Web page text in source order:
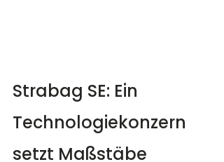
Strabag SE: Ein
Technologiekonzern
setzt Maßstäbe